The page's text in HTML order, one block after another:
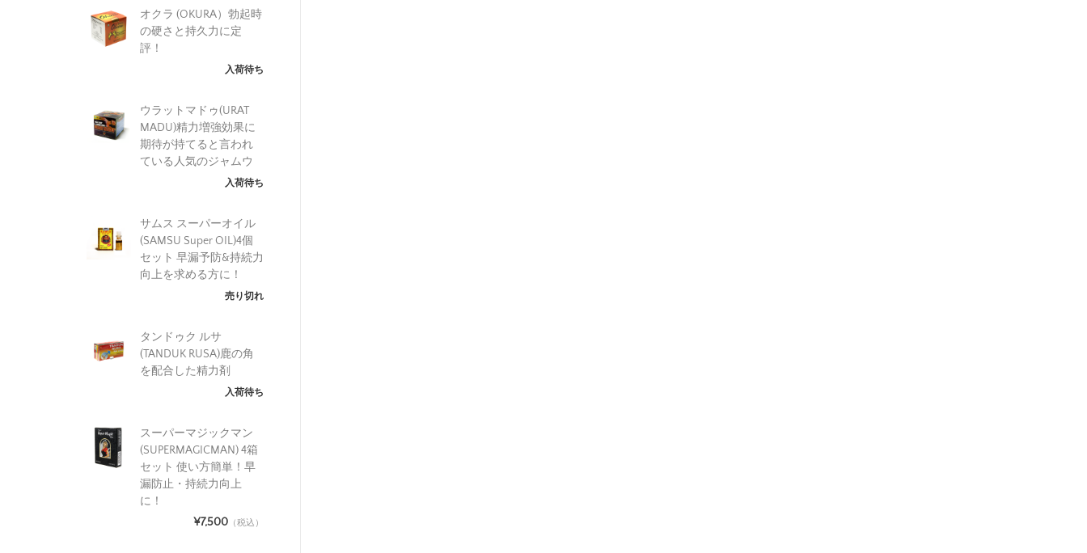
オクラ (OKURA）勃起時
の硬さと持久力に定
評！
入荷待ち
ウラットマドゥ(URAT
MADU)精力増強効果に
期待が持てると言われ
ている人気のジャムウ
入荷待ち
サムス スーパーオイル
(SAMSU Super OIL)4個
セット 早漏予防&持続力
向上を求める方に！
売り切れ
タンドゥク ルサ
(TANDUK RUSA)鹿の角
を配合した精力剤
入荷待ち
スーパーマジックマン
(SUPERMAGICMAN) 4箱
セット 使い方簡単！早
漏防止・持続力向上
に！
¥7,500 （税込）